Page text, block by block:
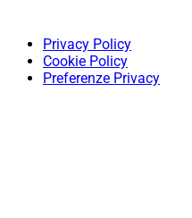
Privacy Policy
Cookie Policy
Preferenze Privacy